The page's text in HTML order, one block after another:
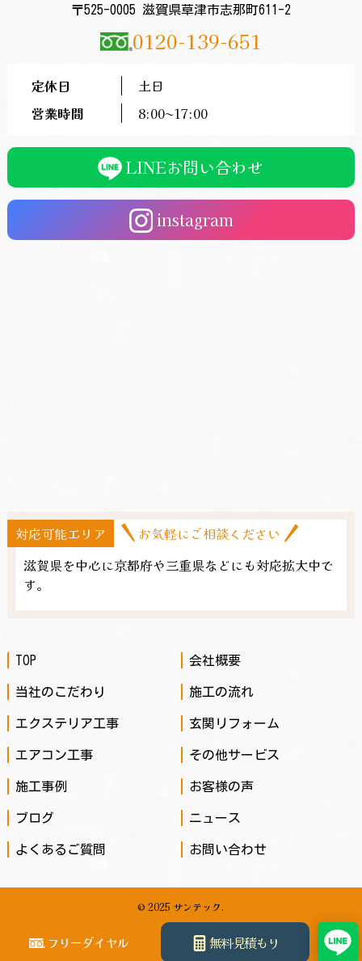
フリーダイヤル 無料見積もり
〒525-0005 滋賀県草津市志那町611-2
0120-139-651
定休日
土日
営業時間
8:00〜17:00
LINEお問い合わせ
instagram
対応可能エリア
お気軽にご相談ください
滋賀県を中心に京都府や三重県​などにも対応拡大中で
す。
TOP 会社概要
当社のこだわり 施工の流れ
エクステリア工事 玄関リフォーム
エアコン工事 その他サービス
施工事例 お客様の声
ブログ ニュース
よくあるご質問 お問い合わせ
© 2025 サンテック.